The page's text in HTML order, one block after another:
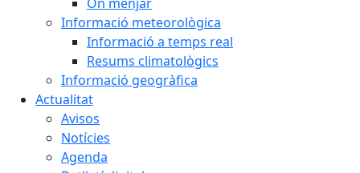
Informació meteorològica
Informació a temps real
Resums climatològics
Informació geogràfica
Actualitat
Avisos
Notícies
Agenda